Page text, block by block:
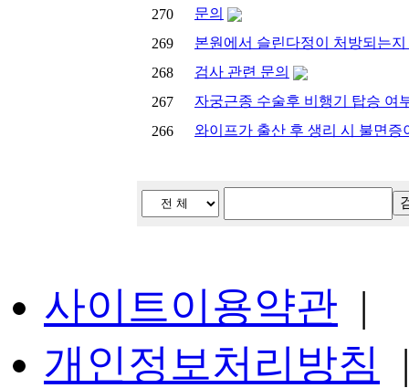
270
문의
269
본원에서 슬린다정이 처방되는
268
검사 관련 문의
267
자궁근종 수술후 비행기 탑승 여
266
와이프가 출산 후 생리 시 불면증
사이트이용약관 |
개인정보처리방침